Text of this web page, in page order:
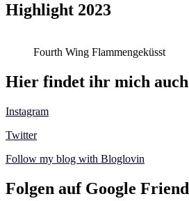
Highlight 2023
Fourth Wing Flammengeküsst
Hier findet ihr mich
Instagram
Twitter
Follow my blog with Bloglovin
Folgen auf Google